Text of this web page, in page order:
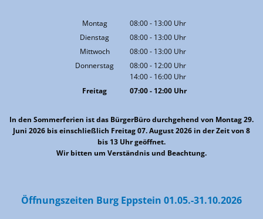
Montag 08:00- 13:00 Uhr
Von 08:00 bis 13:00 Uhr
Dienstag 08:00- 13:00 Uhr
Von 08:00 bis 13:00 Uhr
Mittwoch 08:00- 13:00 Uhr
Von 08:00 bis 13:00 Uhr
Donnerstag 08:00- 12:00 Uhr
Von 08:00 bis 12:00 Uhr
14:00- 16:00 Uhr
Von 14:00 bis 16:00 Uhr
Freitag 07:00- 12:00Uhr
In den Sommerferien ist das BürgerBüro durchgehend von Montag 29.
Juni 2026 bis einschließlich Freitag 07. August 2026 in der Zeit von 8
bis 13 Uhr geöffnet.
Wir bitten um Verständnis und Beachtung.
Öffnungszeiten Burg Eppstein 01.05.-31.10.2026